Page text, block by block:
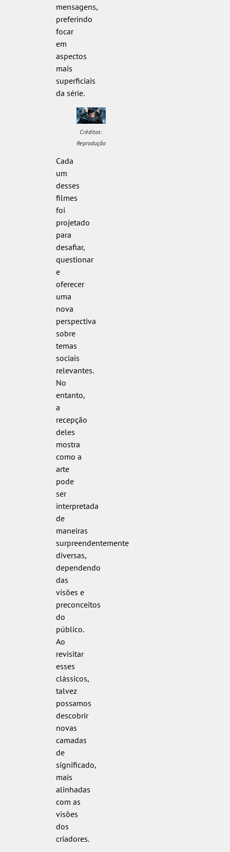
mensagens,
preferindo
focar
em
aspectos
mais
superficiais
da série.
Créditos:
Reprodução
Cada
um
desses
filmes
foi
projetado
para
desafiar,
questionar
e
oferecer
uma
nova
perspectiva
sobre
temas
sociais
relevantes.
No
entanto,
a
recepção
deles
mostra
como a
arte
pode
ser
interpretada
de
maneiras
surpreendentemente
diversas,
dependendo
das
visões e
preconceitos
do
público.
Ao
revisitar
esses
clássicos,
talvez
possamos
descobrir
novas
camadas
de
significado,
mais
alinhadas
com as
visões
dos
criadores.